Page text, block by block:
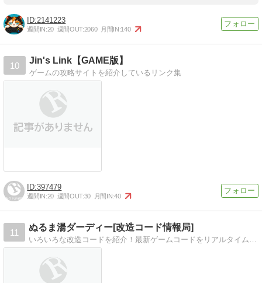
2141223
週間IN:20 週間OUT:2060 月間IN:140
10
Jin's Link【GAME版】
ゲームの攻略サイトを紹介しているリンク集
397479
週間IN:20 週間OUT:30 月間IN:40
11
ぬるま湯ダーディー[改造コード情報局]